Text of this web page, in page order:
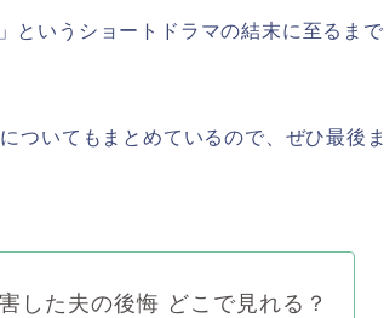
というショートドラマの結末に至るまで
ついてもまとめているので、ぜひ最後ま
した夫の後悔 どこで見れる？